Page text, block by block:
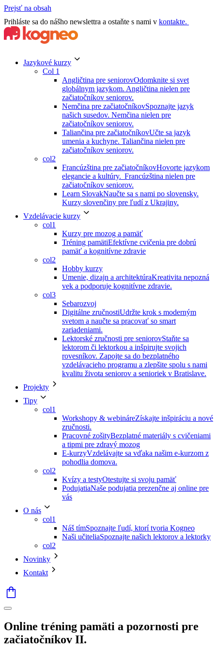
Prejsť na obsah
Prihláste sa do nášho newslettra a ostaňte s nami v kontakte.
Jazykové kurzy
Col 1
Angličtina pre seniorovOdomknite si svet
globálnym jazykom. Angličtina nielen pre
začiatočníkov seniorov.
Nemčina pre začiatočníkovSpoznajte jazyk
našich susedov. Nemčina nielen pre
začiatočníkov seniorov.
Taliančina pre začiatočníkovUčte sa jazyk
umenia a kuchyne. Taliančina nielen pre
začiatočníkov seniorov.
col2
Francúzština pre začiatočníkovHovorte jazykom
elegancie a kultúry. Francúzština nielen pre
začiatočníkov seniorov.
Learn SlovakNaučte sa s nami po slovensky.
Kurzy slovenčiny pre ľudí z Ukrajiny.
Vzdelávacie kurzy
col1
Kurzy pre mozog a pamäť
Tréning pamätiEfektívne cvičenia pre dobrú
pamäť a kognitívne zdravie
col2
Hobby kurzy
Umenie, dizajn a architektúraKreativita nepozná
vek a podporuje kognitívne zdravie.
col3
Sebarozvoj
Digitálne zručnostiUdržte krok s moderným
svetom a naučte sa pracovať so smart
zariadeniami.
Lektorské zručnosti pre seniorovStaňte sa
lektorom či lektorkou a inšpirujte svojich
rovesníkov. Zapojte sa do bezplatného
vzdelávacieho programu a zlepšite spolu s nami
kvalitu života seniorov a senioriek v Bratislave.
Projekty
Tipy
col1
Workshopy & webináreZískajte inšpiráciu a nové
zručnosti.
Pracovné zošityBezplatné materiály s cvičeniami
a tipmi pre zdravý mozog
E-kurzyVzdelávajte sa vďaka našim e-kurzom z
pohodlia domova.
col2
Kvízy a testyOtestujte si svoju pamäť
PodujatiaNaše podujatia prezenčne aj online pre
vás
O nás
col1
Náš tímSpoznajte ľudí, ktorí tvoria Kogneo
Naši učiteliaSpoznajte našich lektorov a lektorky
col2
Novinky
Kontakt
Online tréning pamäti a pozornosti pre
začiatočníkov II.